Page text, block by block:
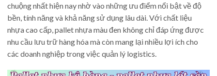
chuộng nhất hiện nay nhờ vào những ưu điểm nổi bật về độ
bền, tính năng và khả năng sử dụng lâu dài. Với chất liệu
nhựa cao cấp, pallet nhựa màu đen không chỉ đáp ứng được
nhu cầu lưu trữ hàng hóa mà còn mang lại nhiều lợi ích cho
các doanh nghiệp trong việc quản lý logistics.